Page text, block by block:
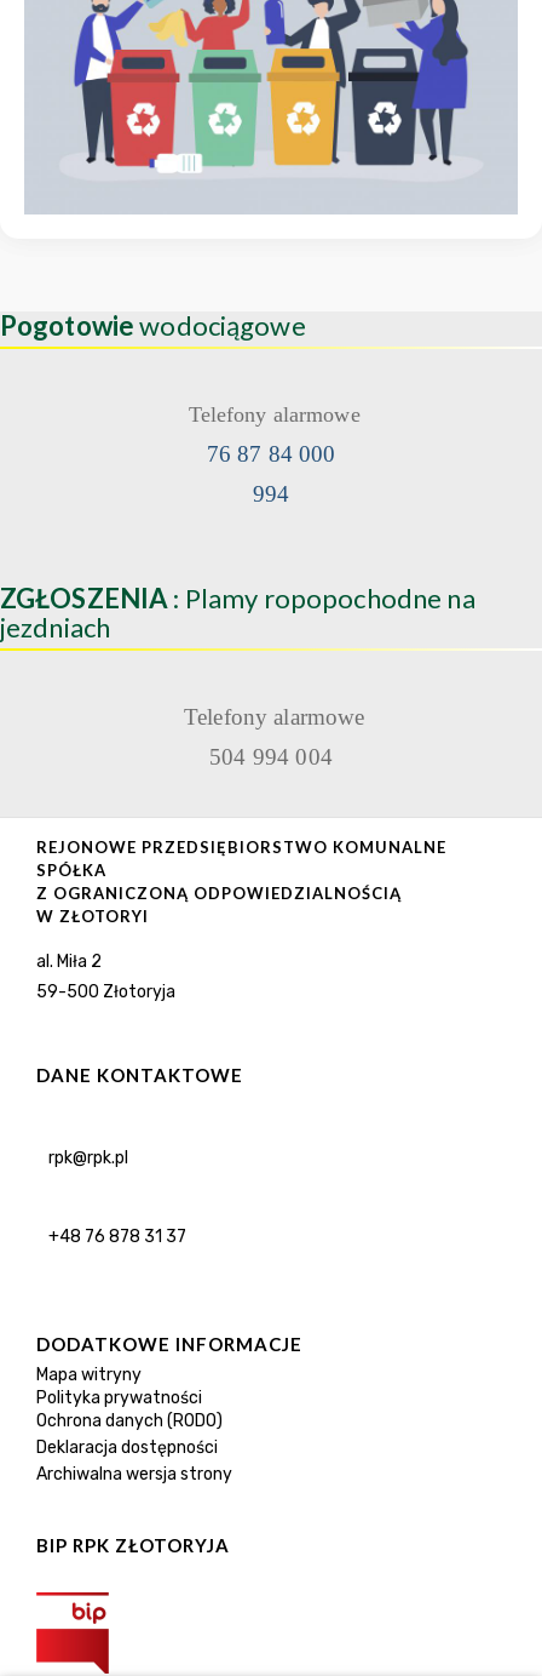
Pogotowiewodociągowe
Telefony alarmowe
76 87 84 000
994
ZGŁOSZENIA : Plamy ropopochodne na
jezdniach
Telefony alarmowe
504 994 004
REJONOWE PRZEDSIĘBIORSTWO KOMUNALNE
SPÓŁKA
Z OGRANICZONĄ ODPOWIEDZIALNOŚCIĄ
W ZŁOTORYI
al. Miła 2
59-500 Złotoryja
DANE KONTAKTOWE
rpk@rpk.pl
+48 76 878 31 37
DODATKOWE INFORMACJE
Mapa witryny
Polityka prywatności
Ochrona danych (RODO)
Deklaracja dostępności
Archiwalna wersja strony
BIP RPK ZŁOTORYJA